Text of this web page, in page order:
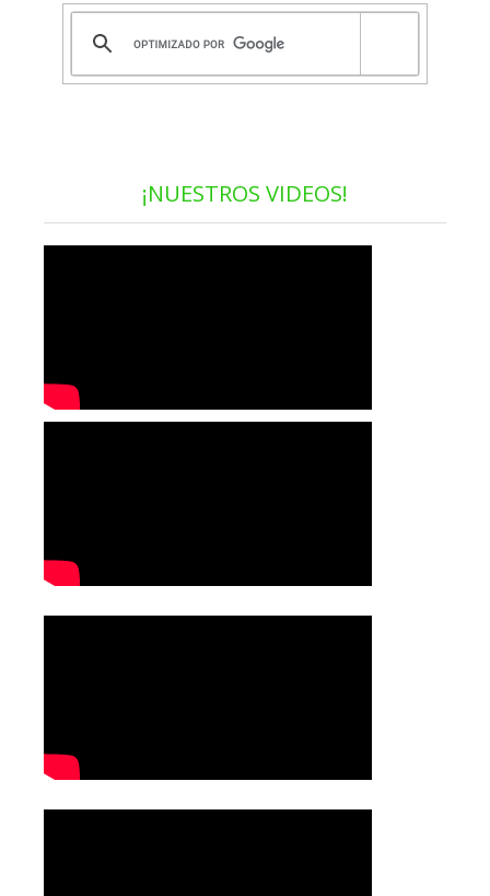
¡NUESTROS VIDEOS!